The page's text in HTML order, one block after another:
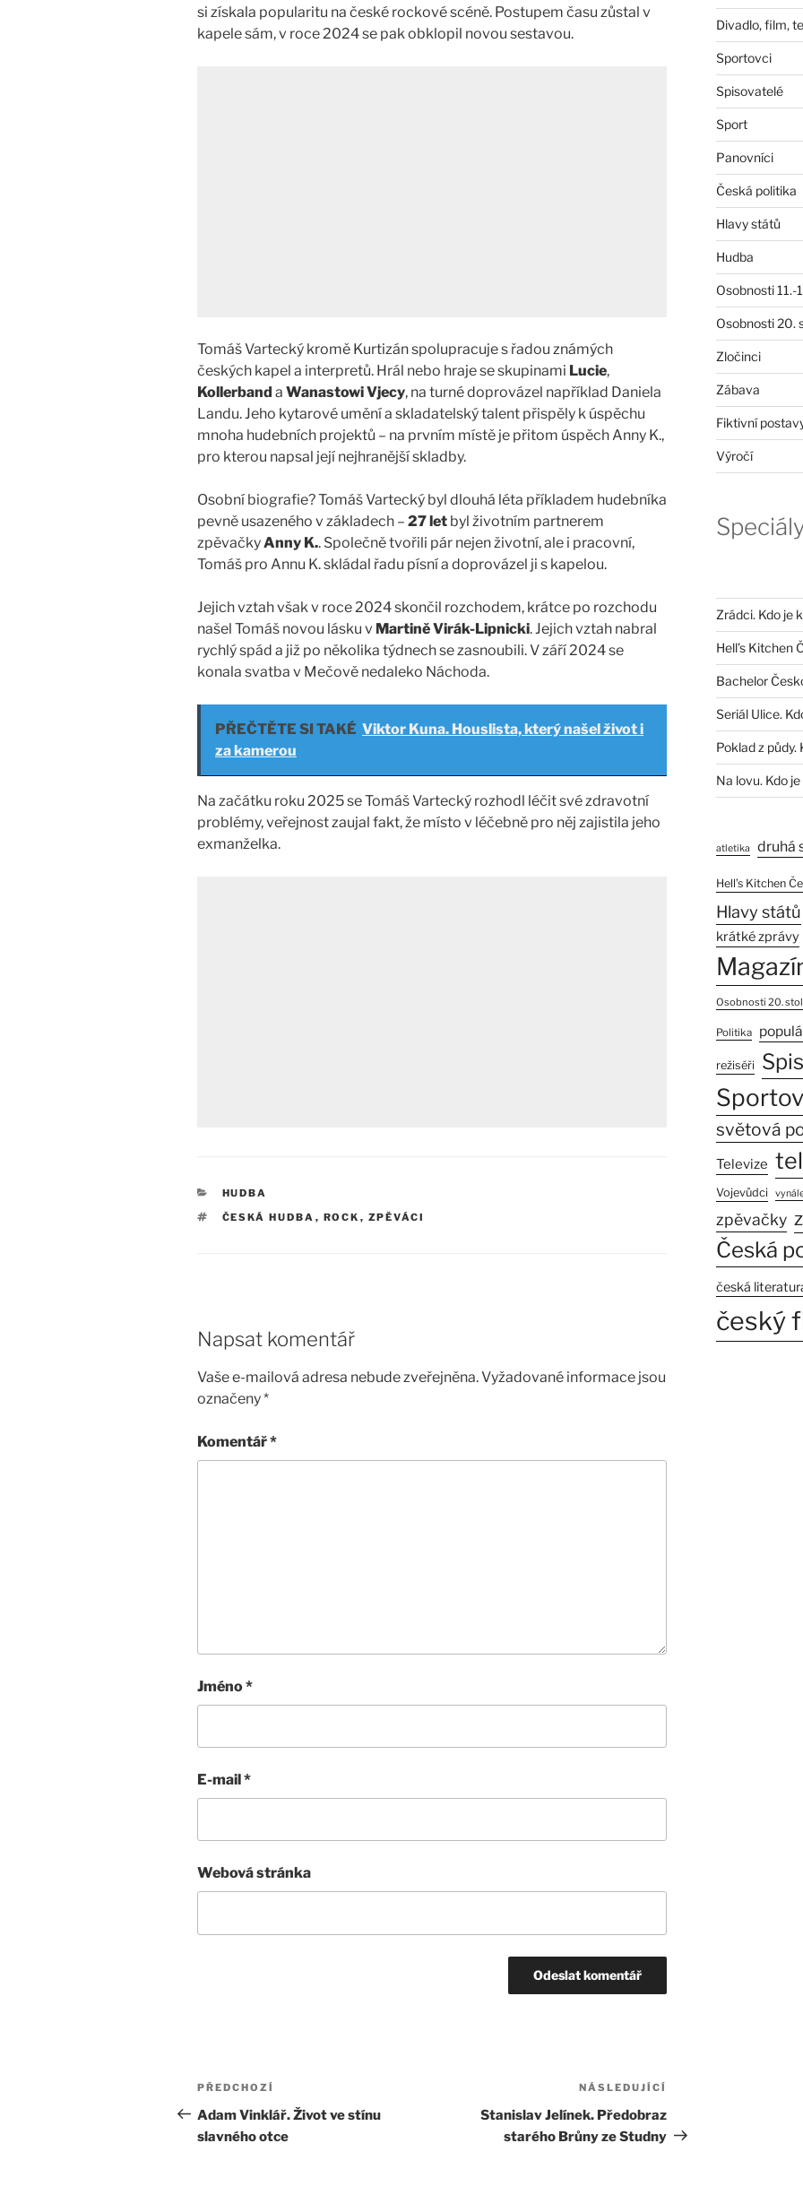
si získala popularitu na české rockové scéně. Postupem času zůstal v
kapele sám, v roce 2024 se pak obklopil novou sestavou.
Tomáš Vartecký kromě Kurtizán spolupracuje s řadou známých
českých kapel a interpretů. Hrál nebo hraje se skupinami Lucie,
Kollerband a Wanastowi Vjecy, na turné doprovázel například Daniela
Landu. Jeho kytarové umění a skladatelský talent přispěly k úspěchu
mnoha hudebních projektů – na prvním místě je přitom úspěch Anny K.,
pro kterou napsal její nejhranější skladby.
Osobní biografie? Tomáš Vartecký byl dlouhá léta příkladem hudebníka
pevně usazeného v základech – 27 let byl životním partnerem
zpěvačkyAnny K.. Společně tvořili pár nejen životní, ale i pracovní,
Tomáš pro Annu K. skládal řadu písní a doprovázel ji s kapelou.
Jejich vztah však v roce 2024 skončil rozchodem, krátce po rozchodu
našel Tomáš novou lásku v Martině Virák-Lipnicki. Jejich vztah nabral
rychlý spád a již po několika týdnech se zasnoubili. V září 2024 se
konala svatba v Mečově nedaleko Náchoda.
PŘEČTĚTE SI TAKÉ Viktor Kuna. Houslista, který našel život i
za kamerou
Na začátku roku 2025 se Tomáš Vartecký rozhodl léčit své zdravotní
problémy, veřejnost zaujal fakt, že místo v léčebně pro něj zajistila jeho
exmanželka.
RUBRIKY
HUDBA
ŠTÍTKY
ČESKÁ HUDBA , ROCK , ZPĚVÁCI
Napsat komentář
Vaše e-mailová adresa nebude zveřejněna.Vyžadované informace jsou
označeny*
Komentář*
Jméno*
E-mail*
Webová stránka
Navigace
pro
příspěvek
Předchozí
příspěvek
PŘEDCHOZÍ
Adam Vinklář. Život ve stínu
slavného otce
příspěvek
NÁSLEDUJÍCÍ
Stanislav Jelínek. Předobraz
starého Brůny ze Studny
Divadlo, film,
Sportovci
Spisovatelé
Sport
Panovníci
Česká politika
Hlavy států
Hudba
Osobnosti 11.-
Osobnosti 20.
Zločinci
Zábava
Fiktivní
Výročí
Zrádci. Kdo je
Hell’s Kitchen
Bachelor
Seriál Ulice.
Poklad z půdy.
Na lovu. Kdo
atletika druhá
Hell’s Kitchen
Hlavy států
krátké zprávy
Osobnosti 20.
Politika
režiséři
světová
Televize
Vojevůdci
zpěvačky
Česká
česká
český